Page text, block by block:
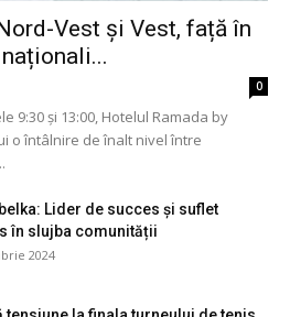
Vest și Vest, față în
0
9:30 și 13:00, Hotelul Ramada by
o întâlnire de înalt nivel între
Lider de succes și suflet
în slujba comunității
2024